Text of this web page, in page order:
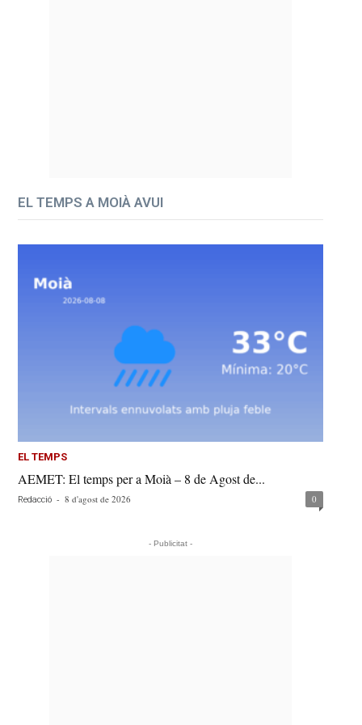
EL TEMPS A MOIÀ AVUI
EL TEMPS
AEMET: El temps per a Moià – 8 de Agost de...
Redacció - 8 d'agost de 2026 0
- Publicitat -